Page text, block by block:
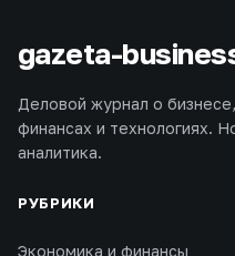
gazeta-
Деловой журнал о
финансах и технологиях.
аналитика.
РУБРИКИ
Экономика и финансы